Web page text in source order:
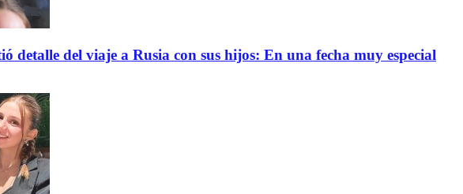
detalle del viaje a Rusia con sus hijos: En una fecha muy especial